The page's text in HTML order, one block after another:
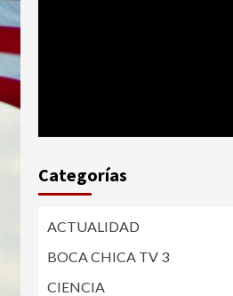
Categorías
ACTUALIDAD
BOCA CHICA TV 3
CIENCIA